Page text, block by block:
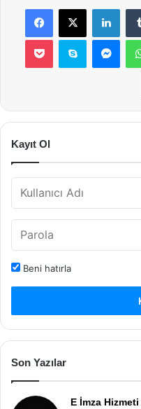
Facebook
X
Pocket Skype
Kayıt Ol
Beni hatırla
Son Yazılar
E İmza